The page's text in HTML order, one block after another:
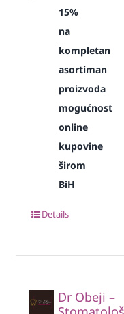
15%
na
kompletan
asortiman
proizvoda
mogućnost
online
kupovine
širom
BiH
Details
Dr Obeji –